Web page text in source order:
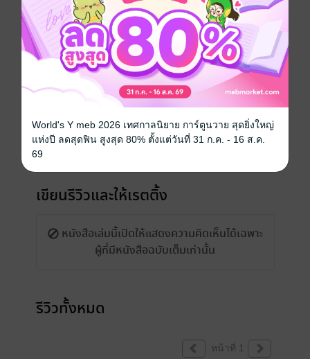
เรื่องที่คุณน่าจะสนใจ
เขียนรีวิวและให้เรตติ้ง
หนังสือเล่มนี้เปิดให้แสดงความคิดเห็นได้เฉพาะ
ผู้ที่มีหนังสือฉบับเต็มเท่านั้น
รีวิวทั้งหมด
หน้าที่ 1
World's Y meb 2026 เทศกาลนิยาย การ์ตูนวาย สุดยิ่งใหญ่
แห่งปี ลดสุดฟิน สูงสุด 80% ตั้งแต่วันที่ 31 ก.ค. - 16 ส.ค.
69